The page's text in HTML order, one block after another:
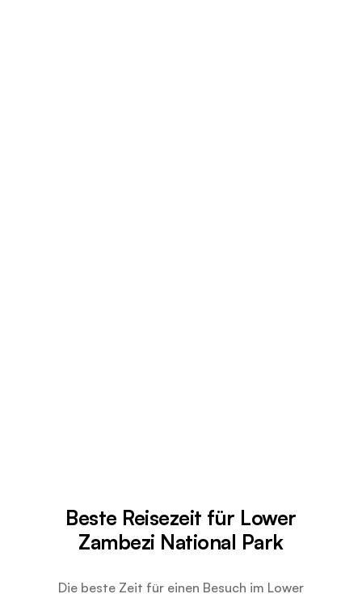
Beste Reisezeit für Lower
Zambezi National Park
Die beste Zeit für einen Besuch im Lower